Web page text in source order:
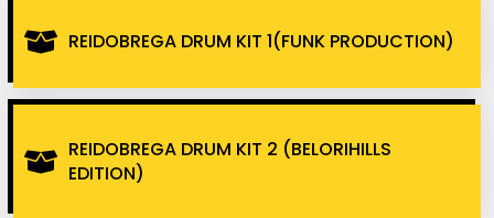
REIDOBREGA DRUM KIT 1(FUNK PRODUCTION)
REIDOBREGA DRUM KIT 2 (BELORIHILLS
EDITION)